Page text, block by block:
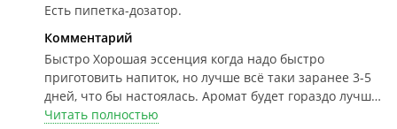
Есть пипетка-дозатор.
Комментарий
Быстро Хорошая эссенция когда надо быстро
приготовить напиток, но лучше всё таки заранее 3-5
дней, что бы настоялась. Аромат будет гораздо лучше,
проверенно. Хватает на объём 10 литров СэМа.
Читать полностью